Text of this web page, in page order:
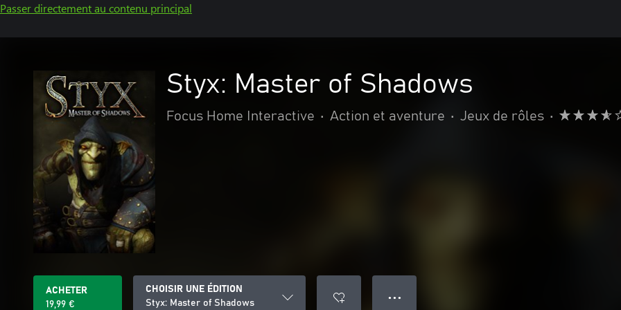
Passer directement au contenu principal
Styx: Master of Shadows
Focus Home Interactive • Action et aventure • Jeux de rôles •
ACHETER
19,99 €
CHOISIR UNE ÉDITION
Styx: Master of Shadows
● ● ●